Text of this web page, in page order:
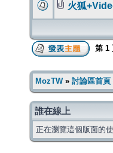
火狐
第 1
MozTW» 討論區首頁
誰在線上
正在瀏覽這個版面的